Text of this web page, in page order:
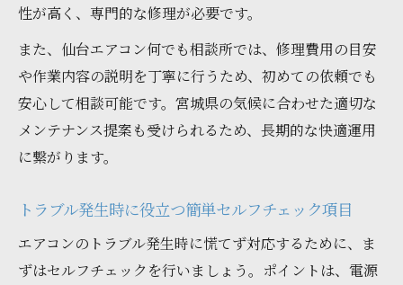
性が高く、専門的な修理が必要です。
また、仙台エアコン何でも相談所では、修理費用の目安
や作業内容の説明を丁寧に行うため、初めての依頼でも
安心して相談可能です。宮城県の気候に合わせた適切な
メンテナンス提案も受けられるため、長期的な快適運用
に繋がります。
トラブル発生時に役立つ簡単セルフチェック項目
エアコンのトラブル発生時に慌てず対応するために、ま
ずはセルフチェックを行いましょう。ポイントは、電源